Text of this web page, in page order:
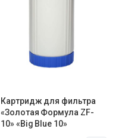
Картридж для фильтра
«Золотая Формула ZF-
10» «Big Blue 10»